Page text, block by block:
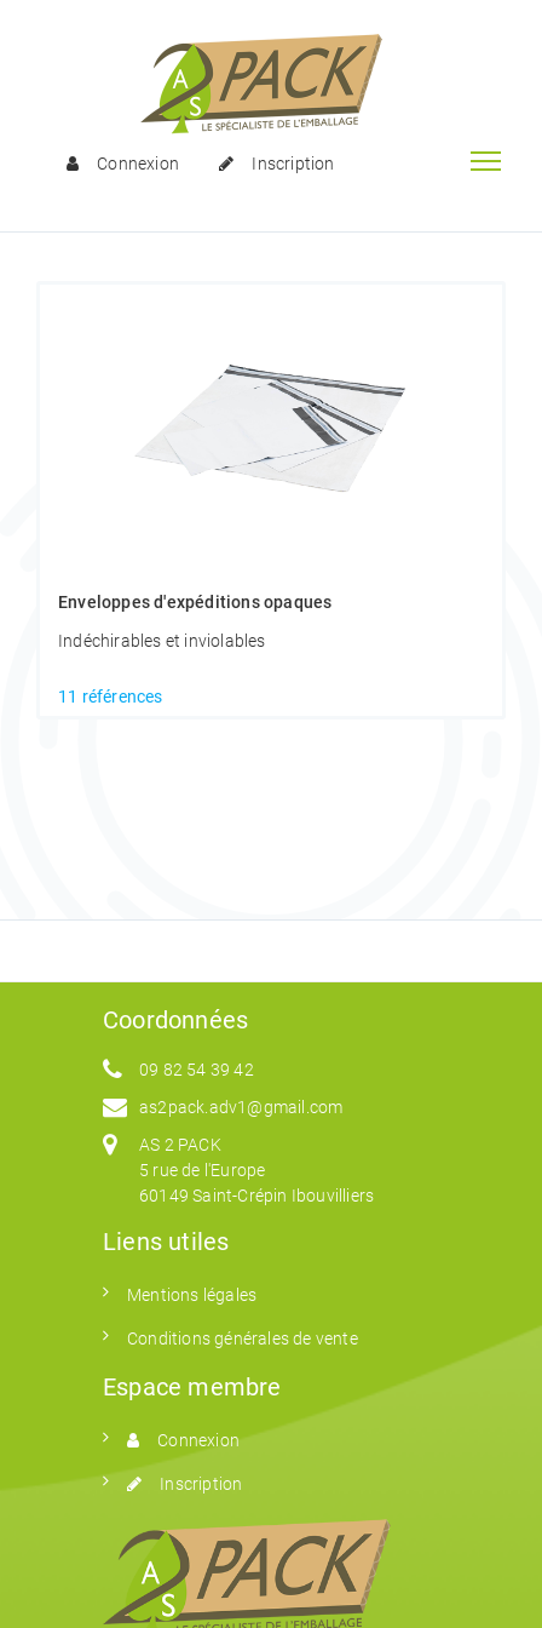
Connexion Inscription
Enveloppes d'expéditions opaques
Indéchirables et inviolables
11 références
Coordonnées
09 82 54 39 42
as2pack.adv1@gmail.com
AS 2 PACK
5 rue de l'Europe
60149 Saint-Crépin Ibouvilliers
Liens utiles
Mentions légales
Conditions générales de vente
Espace membre
Connexion
Inscription